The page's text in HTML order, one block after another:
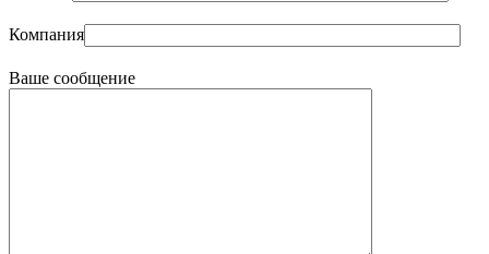
Компания
Ваше сообщение